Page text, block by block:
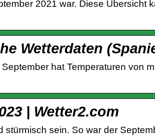
2021 war. Diese Übersicht
Wetterdaten
hat Temperaturen von
| Wetter2.com
sein. So war der